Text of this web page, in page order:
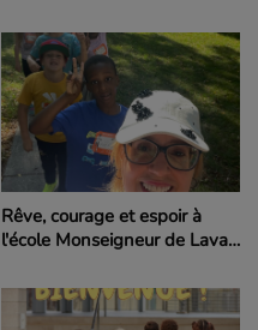
Saskatchewan
Rêve, courage et espoir à
l'école Monseigneur de Laval